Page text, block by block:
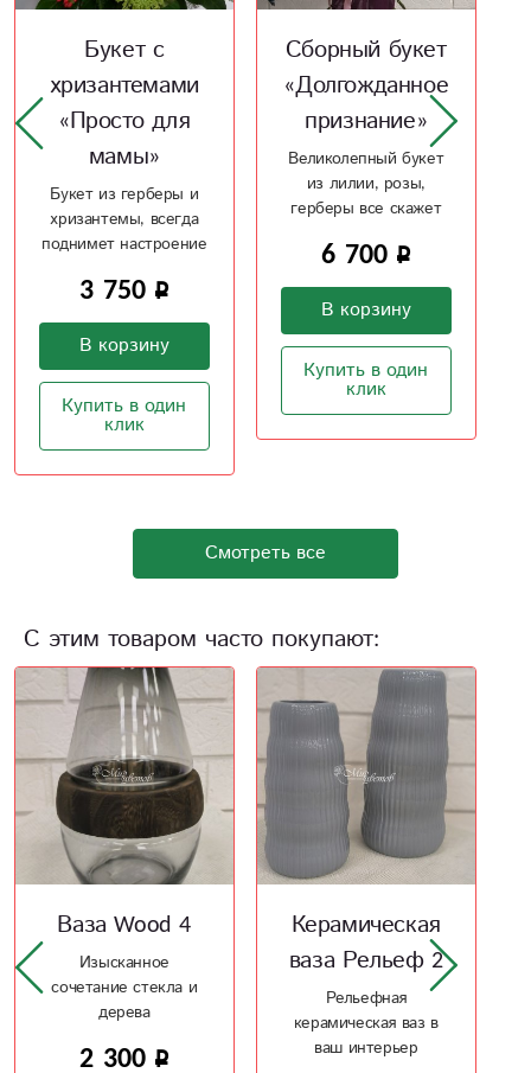
Сборный букет
«Долгожданное
признание»
Великолепный букет
из лилии, розы,
герберы все скажет
за вас
6 700
Купить в один
клик
Сборный букет
«Ангельский
полет»
Нежный букет из
розовых роз и
орхидей
5 500
В корзину
Купить в один
клик
Смотреть все
С этим товаром часто покупают:
Керамическая
ваза Рельеф 2
Рельефная
керамическая ваз в
ваш интерьер
Лебединое
озеро
Букет из шаров -
воздушный как
лебяжий пух